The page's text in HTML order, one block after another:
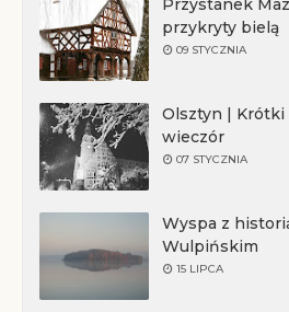
Przystanek
przykryty bielą
09 STYCZNIA
Olsztyn |
wieczór
07 STYCZNIA
Wyspa z
Wulpińskim
15 LIPCA